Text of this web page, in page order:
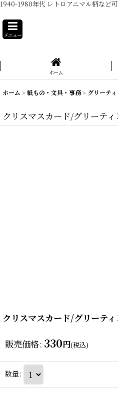
1940-1980年代 レトロアニマル柄など
メニュー
ホーム
ホーム > 紙もの・文具・事務> グリーテ
クリスマスカード/グリーテ
クリスマスカード/グリーテ
販売価格: 330円(税込)
数量: